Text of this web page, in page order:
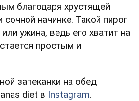
благодаря хрустящей
начинке. Такой пирог
ужина, ведь его хватит на
простым и
запеканки на обед
diet в Instagram.